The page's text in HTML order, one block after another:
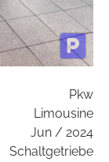
Pkw
Limousine
Jun / 2024
Schaltgetriebe